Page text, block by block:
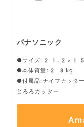
パナソニック
●サイズ
●本体質量:2.8kg
●付属品:ナイフカッタ
とろろカッター